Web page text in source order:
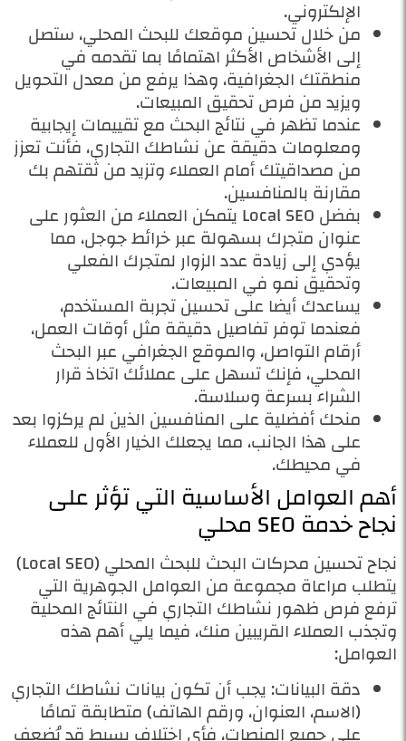
الإلكتروني.
من خلال تحسين موقعك للبحث المحلي، ستصل
إلى الأشخاص الأكثر اهتمامًا بما تقدمه في
منطقتك الجغرافية، وهذا يرفع من معدل التحويل
ويزيد من فرص تحقيق المبيعات.
عندما تظهر في نتائج البحث مع تقييمات إيجابية
ومعلومات دقيقة عن نشاطك التجاري، فأنت تعزز
من مصداقيتك أمام العملاء وتزيد من ثقتهم بك
مقارنة بالمنافسين.
بفضل Local SEO يتمكن العملاء من العثور على
عنوان متجرك بسهولة عبر خرائط جوجل، مما
يؤدي إلى زيادة عدد الزوار لمتجرك الفعلي
وتحقيق نمو في المبيعات.
يساعدك أيضا على تحسين تجربة المستخدم،
فعندما توفر تفاصيل دقيقة مثل أوقات العمل،
أرقام التواصل، والموقع الجغرافي عبر البحث
المحلي، فإنك تسهل على عملائك اتخاذ قرار
الشراء بسرعة وسلاسة.
منحك أفضلية على المنافسين الذين لم يركزوا بعد
على هذا الجانب، مما يجعلك الخيار الأول للعملاء
في محيطك.
أهم العوامل الأساسية التي تؤثر على
نجاح خدمة SEO محلي
نجاح تحسين محركات البحث للبحث المحلي (Local SEO)
يتطلب مراعاة مجموعة من العوامل الجوهرية التي
ترفع فرص ظهور نشاطك التجاري في النتائج المحلية
وتجذب العملاء القريبين منك، فيما يلي أهم هذه
العوامل:
دقة البيانات: يجب أن تكون بيانات نشاطك التجاري
(الاسم، العنوان، ورقم الهاتف) متطابقة تمامًا